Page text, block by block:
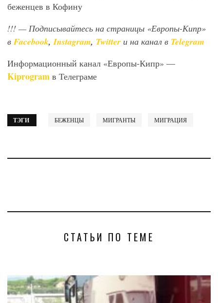
беженцев в Кофину
!!! — Подписывайтесь на страницы «Европы-Кипр»
вFacebook,Instagram, Twitter и на канал в Telegram
Информационный канал «Европы-Кипр» —
Kiprogram в Телеграме
ТЭГИ БЕЖЕНЦЫ МИГРАНТЫ МИГРАЦИЯ
СТАТЬИ ПО ТЕМЕ